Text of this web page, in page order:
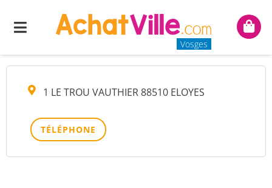
Menu
Vosges
Mon
GOSS
1 LE TROU VAUTHIER 88510 ELOYES
TÉLÉPHONE